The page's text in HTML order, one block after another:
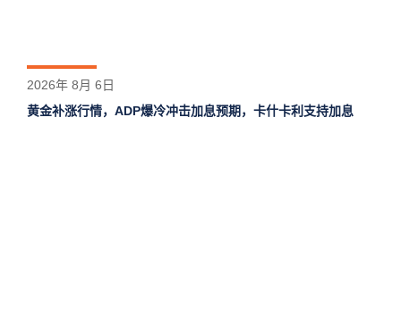
2026年 8月 6日
黄金补涨行情，ADP爆冷冲击加息预期，卡什卡利支持加息